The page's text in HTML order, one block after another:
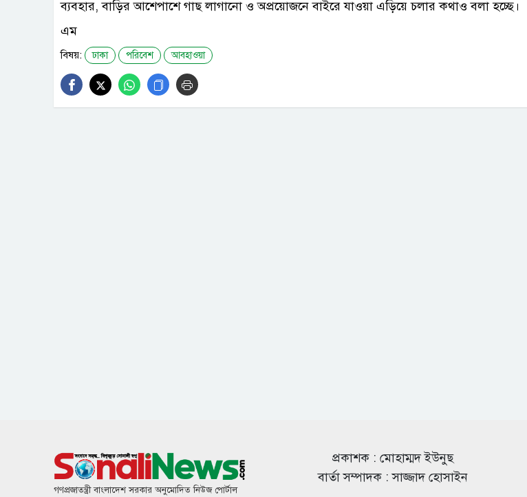
ব্যবহার, বাড়ির আশেপাশে গাছ লাগানো ও অপ্রয়োজনে বাইরে যাওয়া এড়িয়ে চলার কথাও বলা হচ্ছে।
এম
বিষয়: ঢাকা পরিবেশ আবহাওয়া
গণপ্রজাতন্ত্রী বাংলাদেশ সরকার অনুমোদিত নিউজ পোর্টাল
প্রকাশক : মোহাম্মদ ইউনুছ
বার্তা সম্পাদক : সাজ্জাদ হোসাইন